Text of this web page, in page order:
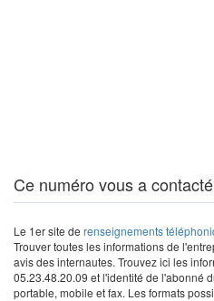
Ce numéro vous a
Le 1er site de renseignements
Trouver toutes les informations de
avis des internautes. Trouvez ici les
05.23.48.20.09 et l'identité de l'abonné
portable, mobile et fax. Les formats